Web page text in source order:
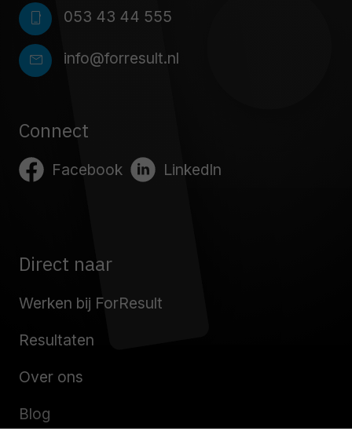
phone_iphone 053 43 44 555
mail info@forresult.nl
Connect
Facebook LinkedIn
Direct naar
Werken bij ForResult
Resultaten
Over ons
Blog